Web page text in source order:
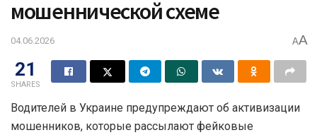
мошеннической схеме
04.06.2026 AA
21
SHARES
Водителей в Украине предупреждают об активизации
мошенников, которые рассылают фейковые